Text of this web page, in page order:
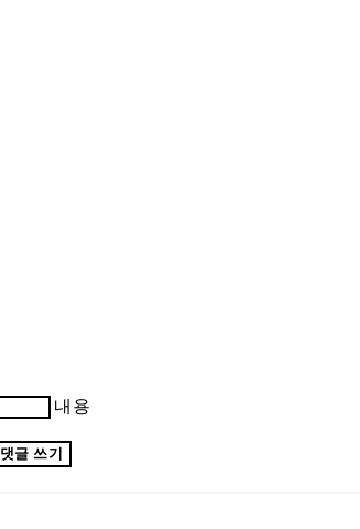
내용
댓글 쓰기